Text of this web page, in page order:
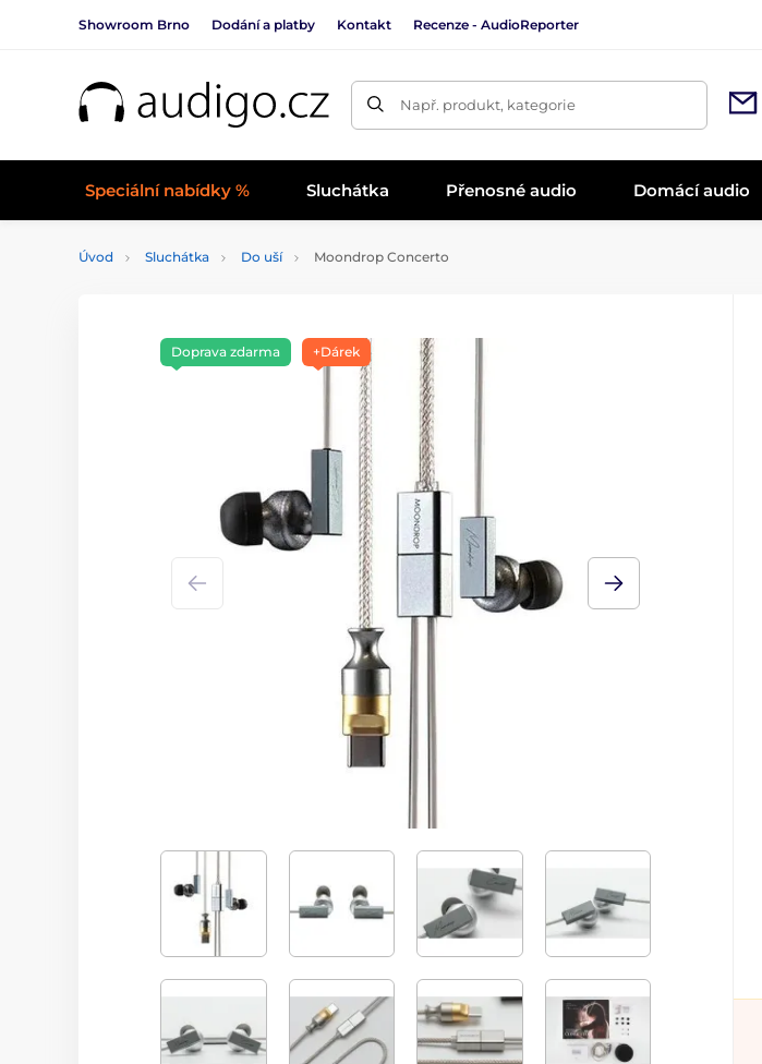
Showroom Brno Dodání a platby Kontakt Recenze - AudioReporter
Např. produkt, kategorie
Speciální nabídky % Sluchátka Přenosné audio Domácí audio
Úvod Sluchátka Do uší Moondrop Concerto
Doprava zdarma +Dárek